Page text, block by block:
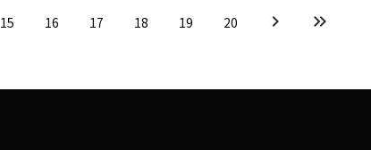
15 16 17 18 19 20 chevron_right keyboard_double_arrow_right